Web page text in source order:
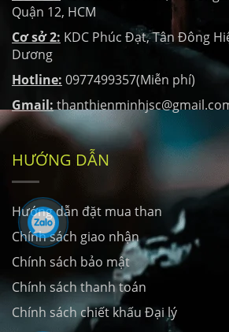
Quận 12, HCM
Cơ sở 2: KDC Phúc Đạt, Tân Đông
Dương
Hotline: 0977499357(Miễn phí)
Gmail:
HƯỚNG DẪN
Hướng dẫn đặt mua than
Chính sách giao nhận
Chính sách bảo mật
Chính sách thanh toán
Chính sách chiết khấu Đại lý